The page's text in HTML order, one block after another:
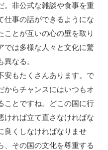
。非公式な雑談や食事を重
仕事の話ができるようにな
ことが互いの心の壁を取り
では多様な人々と文化に驚
なる。
安もたくさんあります。で
からチャンスにはいつもオ
ことですね。どこの国に行
ければ立て直さなければな
良くしなければなりませ
、その国の文化を尊重する